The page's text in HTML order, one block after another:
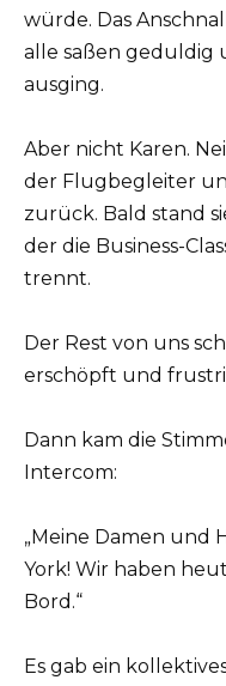
würde. Das
alle saßen geduldig
ausging.
Aber nicht Karen.
der Flugbegleiter
zurück. Bald stand
der die Business-
trennt.
Der Rest von uns
erschöpft und
Dann kam die
Intercom:
„Meine Damen und
York! Wir haben
Bord.“
Es gab ein